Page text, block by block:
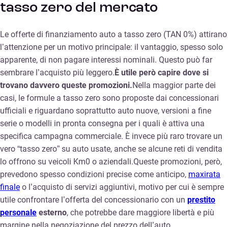
tasso zero del mercato
Le offerte di finanziamento auto a tasso zero (TAN 0%) attirano
l’attenzione per un motivo principale: il vantaggio, spesso solo
apparente, di non pagare interessi nominali. Questo può far
sembrare l’acquisto più leggero. È utile però capire dove si
trovano davvero queste promozioni.Nella maggior parte dei
casi, le formule a tasso zero sono proposte dai concessionari
ufficiali e riguardano soprattutto auto nuove, versioni a fine
serie o modelli in pronta consegna per i quali è attiva una
specifica campagna commerciale. È invece più raro trovare un
vero “tasso zero” su auto usate, anche se alcune reti di vendita
lo offrono su veicoli Km0 o aziendali.Queste promozioni, però,
prevedono spesso condizioni precise come anticipo, maxirata
finale o l’acquisto di servizi aggiuntivi, motivo per cui è sempre
utile confrontare l’offerta del concessionario con un prestito
personale esterno, che potrebbe dare maggiore libertà e più